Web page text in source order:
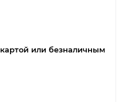
или безналичным